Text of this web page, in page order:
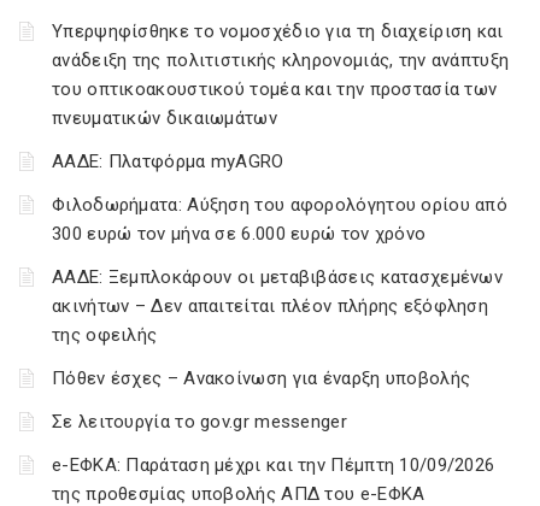
Υπερψηφίσθηκε το νομοσχέδιο για τη διαχείριση και
ανάδειξη της πολιτιστικής κληρονομιάς, την ανάπτυξη
του οπτικοακουστικού τομέα και την προστασία των
πνευματικών δικαιωμάτων
ΑΑΔΕ: Πλατφόρμα myAGRO
Φιλοδωρήματα: Αύξηση του αφορολόγητου ορίου από
300 ευρώ τον μήνα σε 6.000 ευρώ τον χρόνο
ΑΑΔΕ: Ξεμπλοκάρουν οι μεταβιβάσεις κατασχεμένων
ακινήτων – Δεν απαιτείται πλέον πλήρης εξόφληση
της οφειλής
Πόθεν έσχες – Ανακοίνωση για έναρξη υποβολής
Σε λειτουργία το gov.gr messenger
e-ΕΦΚΑ: Παράταση μέχρι και την Πέμπτη 10/09/2026
της προθεσμίας υποβολής ΑΠΔ του e-ΕΦΚΑ